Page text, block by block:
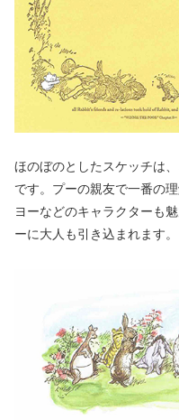
ほのぼのとしたスケッチは
です。プーの親友で一番の
ヨーなどのキャラクターも
ーに大人も引き込まれます。